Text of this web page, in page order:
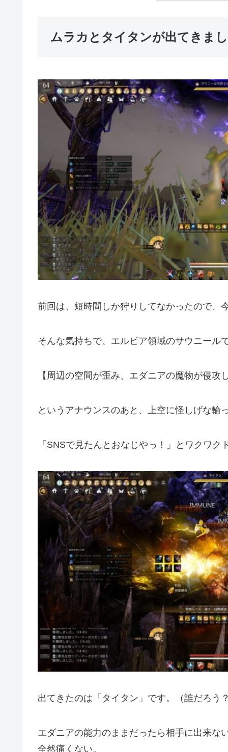
ムラカとタイタンが出てきま
前回は、短時間しか狩りしてなかったので、
そんな気持ちで、エルビア領域のサウニール
【周辺の空間が歪み、エダニアの魔物が侵攻
というアナウンスのあと、上空に怪しげな輪
「SNSで見たんとおなじやっ！」とワクワク
出てきたのは「タイタン」です。（誰だろう
エダニアの能力のままだったら相手に出来な
全然痛くない。